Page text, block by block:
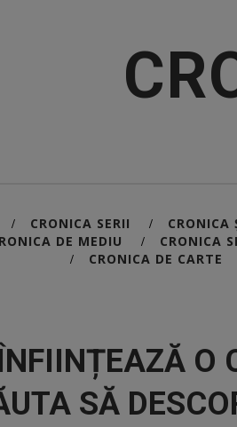
/ CRONICA SERII / CRONICA
DE MEDIU / CRONICA
/ CRONICA DE CARTE
O
SĂ